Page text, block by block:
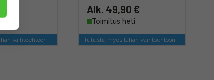
vaihtoehtoon
Alk. 49,90 €
Toimitus heti
Tutustu myös tähän vaihtoehtoon